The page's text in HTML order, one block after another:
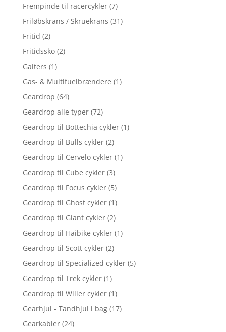
Frempinde til racercykler (7)
Friløbskrans / Skruekrans (31)
Fritid (2)
Fritidssko (2)
Gaiters (1)
Gas- & Multifuelbrændere (1)
Geardrop (64)
Geardrop alle typer (72)
Geardrop til Bottechia cykler (1)
Geardrop til Bulls cykler (2)
Geardrop til Cervelo cykler (1)
Geardrop til Cube cykler (3)
Geardrop til Focus cykler (5)
Geardrop til Ghost cykler (1)
Geardrop til Giant cykler (2)
Geardrop til Haibike cykler (1)
Geardrop til Scott cykler (2)
Geardrop til Specialized cykler (5)
Geardrop til Trek cykler (1)
Geardrop til Wilier cykler (1)
Gearhjul - Tandhjul i bag (17)
Gearkabler (24)